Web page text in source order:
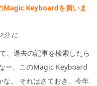
Magic Keyboardを買いま
分 に
、過去の記事を検索したら
ー、このMagic Keyboard
な。 それはさておき、今年